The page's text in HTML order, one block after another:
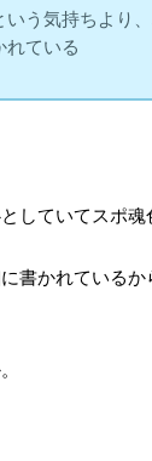
う気持ちより
れている
していてスポ魂
書かれているか